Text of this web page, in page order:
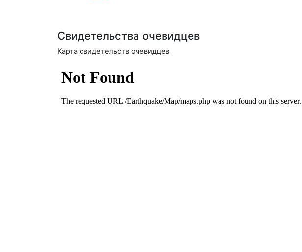
Свидетельства очевидцев
Карта свидетельств очевидцев